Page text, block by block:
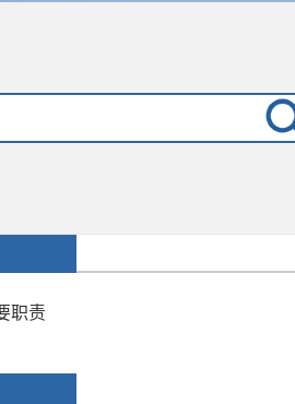
职责